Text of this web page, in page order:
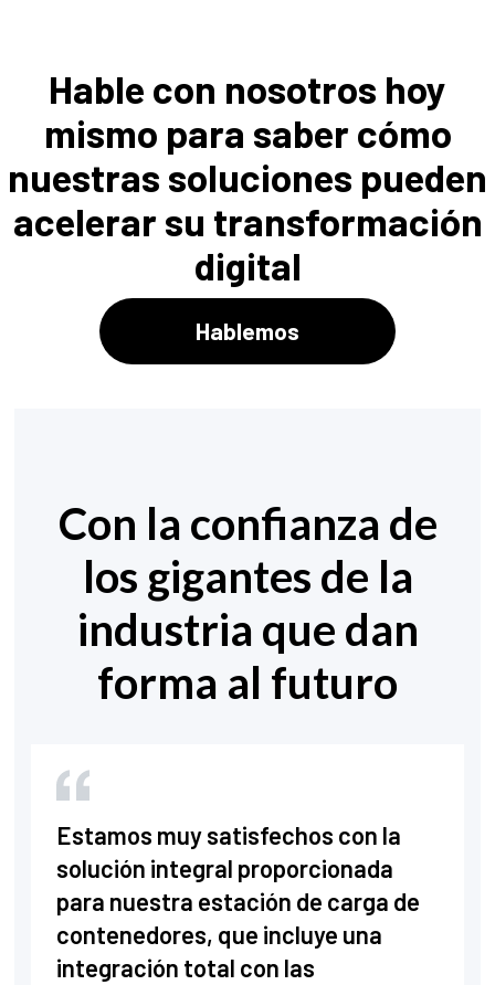
Hable con nosotros hoy
mismo para saber cómo
nuestras soluciones pueden
acelerar su transformación
digital
Hablemos
Con la confianza de
los gigantes de la
industria que dan
forma al futuro
Estamos muy satisfechos con la
solución integral proporcionada
para nuestra estación de carga de
contenedores, que incluye una
integración total con las